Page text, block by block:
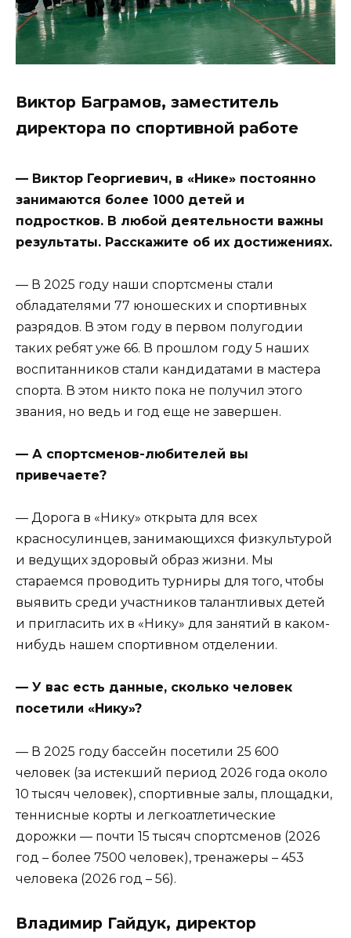
Виктор Баграмов, заместитель
директора по спортивной работе
— Виктор Георгиевич, в «Нике» постоянно
занимаются более 1000 детей и
подростков. В любой деятельности важны
результаты. Расскажите об их достижениях.
— В 2025 году наши спортсмены стали
обладателями 77 юношеских и спортивных
разрядов. В этом году в первом полугодии
таких ребят уже 66. В прошлом году 5 наших
воспитанников стали кандидатами в мастера
спорта. В этом никто пока не получил этого
звания, но ведь и год еще не завершен.
— А спортсменов-любителей вы
привечаете?
— Дорога в «Нику» открыта для всех
красносулинцев, занимающихся физкультурой
и ведущих здоровый образ жизни. Мы
стараемся проводить турниры для того, чтобы
выявить среди участников талантливых детей
и пригласить их в «Нику» для занятий в каком-
нибудь нашем спортивном отделении.
— У вас есть данные, сколько человек
посетили «Нику»?
— В 2025 году бассейн посетили 25 600
человек (за истекший период 2026 года около
10 тысяч человек), спортивные залы, площадки,
теннисные корты и легкоатлетические
дорожки — почти 15 тысяч спортсменов (2026
год – более 7500 человек), тренажеры – 453
человека (2026 год – 56).
Владимир Гайдук, директор